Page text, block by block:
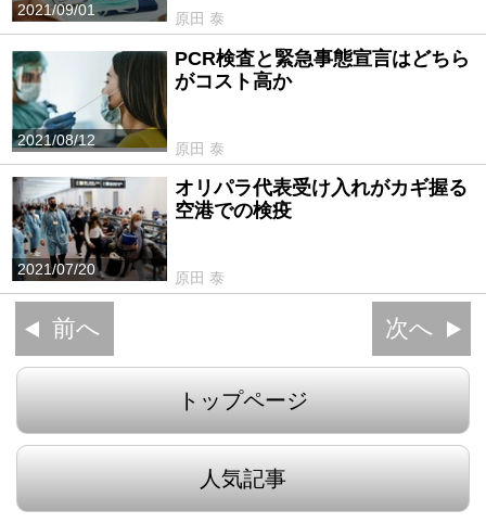
2021/09/01
原田 泰
2021/08/12
PCR検査と緊急事態宣言はどちら
がコスト高か
原田 泰
2021/07/20
オリパラ代表受け入れがカギ握る
空港での検疫
原田 泰
前へ 次へ
トップページ
人気記事